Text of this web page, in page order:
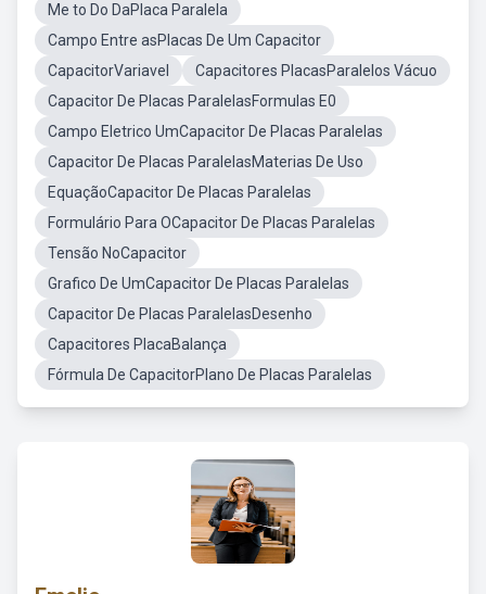
Me to Do DaPlaca Paralela
Campo Entre asPlacas De Um Capacitor
CapacitorVariavel
Capacitores PlacasParalelos Vácuo
Capacitor De Placas ParalelasFormulas E0
Campo Eletrico UmCapacitor De Placas Paralelas
Capacitor De Placas ParalelasMaterias De Uso
EquaçãoCapacitor De Placas Paralelas
Formulário Para OCapacitor De Placas Paralelas
Tensão NoCapacitor
Grafico De UmCapacitor De Placas Paralelas
Capacitor De Placas ParalelasDesenho
Capacitores PlacaBalança
Fórmula De CapacitorPlano De Placas Paralelas